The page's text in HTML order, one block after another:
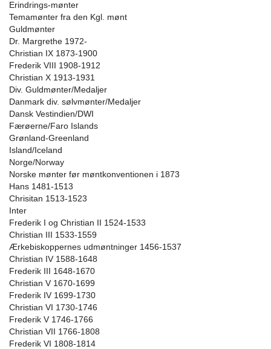
Erindrings-mønter
Temamønter fra den Kgl. mønt
Guldmønter
Dr. Margrethe 1972-
Christian IX 1873-1900
Frederik VIII 1908-1912
Christian X 1913-1931
Div. Guldmønter/Medaljer
Danmark div. sølvmønter/Medaljer
Dansk Vestindien/DWI
Færøerne/Faro Islands
Grønland-Greenland
Island/Iceland
Norge/Norway
Norske mønter før møntkonventionen i 1873
Hans 1481-1513
Chrisitan 1513-1523
Inter
Frederik I og Christian II 1524-1533
Christian III 1533-1559
Ærkebiskoppernes udmøntninger 1456-1537
Christian IV 1588-1648
Frederik III 1648-1670
Christian V 1670-1699
Frederik IV 1699-1730
Christian VI 1730-1746
Frederik V 1746-1766
Christian VII 1766-1808
Frederik VI 1808-1814